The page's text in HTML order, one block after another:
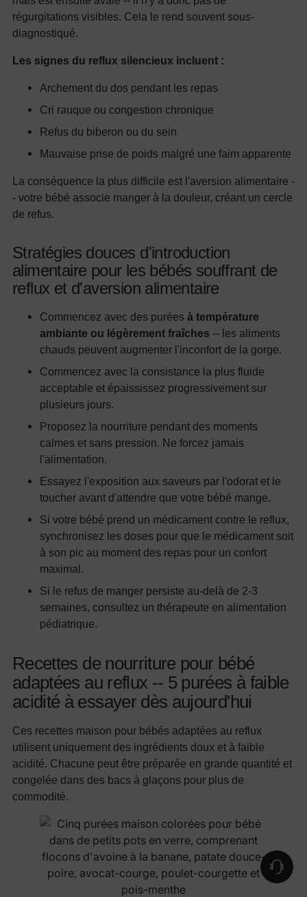
régurgitations visibles. Cela le rend souvent sous-
diagnostiqué.
Les signes du reflux silencieux incluent :
Archement du dos pendant les repas
Cri rauque ou congestion chronique
Refus du biberon ou du sein
Mauvaise prise de poids malgré une faim apparente
La conséquence la plus difficile est l'aversion alimentaire -
- votre bébé associe manger à la douleur, créant un cercle
de refus.
Stratégies douces d'introduction
alimentaire pour les bébés souffrant de
reflux et d'aversion alimentaire
Commencez avec des purées à température
ambiante ou légèrement fraîches -- les aliments
chauds peuvent augmenter l'inconfort de la gorge.
Commencez avec la consistance la plus fluide
acceptable et épaississez progressivement sur
plusieurs jours.
Proposez la nourriture pendant des moments
calmes et sans pression. Ne forcez jamais
l'alimentation.
Essayez l'exposition aux saveurs par l'odorat et le
toucher avant d'attendre que votre bébé mange.
Si votre bébé prend un médicament contre le reflux,
synchronisez les doses pour que le médicament soit
à son pic au moment des repas pour un confort
maximal.
Si le refus de manger persiste au-delà de 2-3
semaines, consultez un thérapeute en alimentation
pédiatrique.
Recettes de nourriture pour bébé
adaptées au reflux -- 5 purées à faible
acidité à essayer dès aujourd'hui
Ces recettes maison pour bébés adaptées au reflux
utilisent uniquement des ingrédients doux et à faible
acidité. Chacune peut être préparée en grande quantité et
congelée dans des bacs à glaçons pour plus de
commodité.